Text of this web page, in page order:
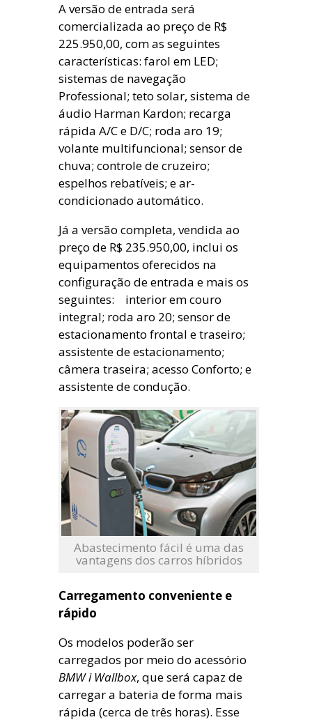
A versão de entrada será
comercializada ao preço de R$
225.950,00, com as seguintes
características: farol em LED;
sistemas de navegação
Professional; teto solar, sistema de
áudio Harman Kardon; recarga
rápida A/C e D/C; roda aro 19;
volante multifuncional; sensor de
chuva; controle de cruzeiro;
espelhos rebatíveis; e ar-
condicionado automático.
Já a versão completa, vendida ao
preço de R$ 235.950,00, inclui os
equipamentos oferecidos na
configuração de entrada e mais os
seguintes: interior em couro
integral; roda aro 20; sensor de
estacionamento frontal e traseiro;
assistente de estacionamento;
câmera traseira; acesso Conforto; e
assistente de condução.
Abastecimento fácil é uma das
vantagens dos carros híbridos
Carregamento conveniente e
rápido
Os modelos poderão ser
carregados por meio do acessório
BMW i Wallbox, que será capaz de
carregar a bateria de forma mais
rápida (cerca de três horas). Esse